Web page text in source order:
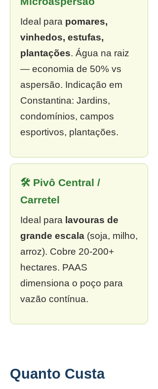
Ideal para pomares,
vinhedos, estufas,
plantações. Água na raiz
— economia de 50% vs
aspersão. Indicação em
Constantina: Jardins,
condomínios, campos
esportivos, plantações.
🛠 Pivô Central /
Carretel
Ideal para lavouras de
grande escala (soja, milho,
arroz). Cobre 20-200+
hectares. PAAS
dimensiona o poço para
vazão contínua.
Quanto Custa